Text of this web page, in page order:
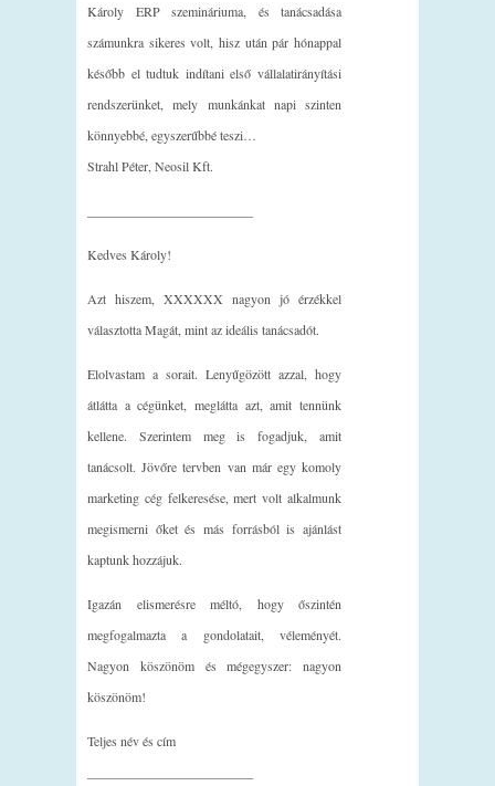
Károly ERP szemináriuma, és tanácsadása
számunkra sikeres volt, hisz után pár hónappal
később el tudtuk indítani első vállalatirányítási
rendszerünket, mely munkánkat napi szinten
könnyebbé, egyszerűbbé teszi…
Strahl Péter, Neosil Kft.
Kedves Károly!
Azt hiszem, XXXXXX nagyon jó érzékkel
választotta Magát, mint az ideális tanácsadót.
Elolvastam a sorait. Lenyűgözött azzal, hogy
átlátta a cégünket, meglátta azt, amit tennünk
kellene. Szerintem meg is fogadjuk, amit
tanácsolt. Jövőre tervben van már egy komoly
marketing cég felkeresése, mert volt alkalmunk
megismerni őket és más forrásból is ajánlást
kaptunk hozzájuk.
Igazán elismerésre méltó, hogy őszintén
megfogalmazta a gondolatait, véleményét.
Nagyon köszönöm és mégegyszer: nagyon
köszönöm!
Teljes név és cím